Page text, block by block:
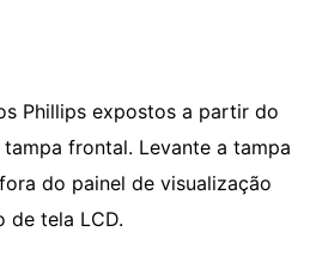
Phillips expostos a partir do
frontal. Levante a tampa
do painel de visualização
de tela LCD.